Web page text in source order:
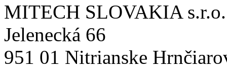
MITECH SLOVAKIA s.r.o.
Jelenecká 66
951 01 Nitrianske